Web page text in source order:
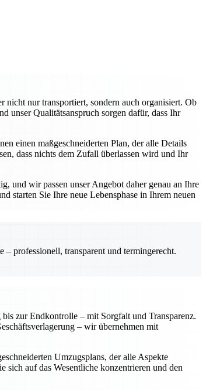
nicht nur transportiert, sondern auch organisiert. Ob
unser Qualitätsanspruch sorgen dafür, dass Ihr
einen maßgeschneiderten Plan, der alle Details
dass nichts dem Zufall überlassen wird und Ihr
und wir passen unser Angebot daher genau an Ihre
starten Sie Ihre neue Lebensphase in Ihrem neuen
– professionell, transparent und termingerecht.
zur Endkontrolle – mit Sorgfalt und Transparenz.
– wir übernehmen mit
Umzugsplans, der alle Aspekte
auf das Wesentliche konzentrieren und den